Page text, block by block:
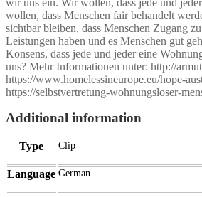
wollen, dass Menschen fair behandelt
sichtbar bleiben, dass Menschen Zugang
Leistungen haben und es Menschen gut
Konsens, dass jede und jeder eine
uns? Mehr Informationen unter: http://
https://www.homelessineurope.eu/hope-
https://selbstvertretung-wohnungsloser-
Additional information
Type Clip
Language German